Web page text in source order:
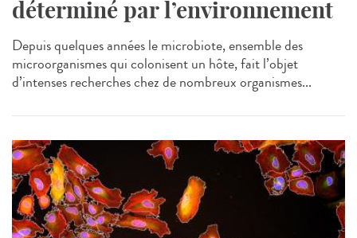
déterminé par l’environnement
Depuis quelques années le microbiote, ensemble des
microorganismes qui colonisent un hôte, fait l’objet
d’intenses recherches chez de nombreux organismes...